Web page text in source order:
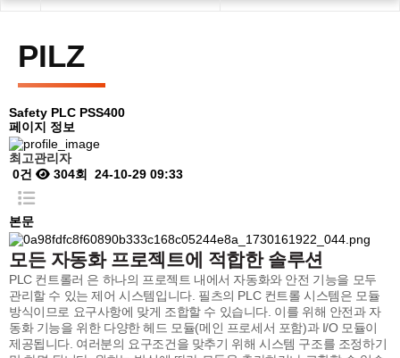
PILZ
Safety PLC PSS400
페이지 정보
최고관리자
0건
304회 24-10-29 09:33
본문
모든 자동화 프로젝트에 적합한 솔루션
PLC 컨트롤러 은 하나의 프로젝트 내에서 자동화와 안전 기능을 모두
관리할 수 있는 제어 시스템입니다. 필츠의 PLC 컨트롤 시스템은 모듈
방식이므로 요구사항에 맞게 조합할 수 있습니다. 이를 위해 안전과 자
동화 기능을 위한 다양한 헤드 모듈(메인 프로세서 포함)과 I/O 모듈이
제공됩니다. 여러분의 요구조건을 맞추기 위해 시스템 구조를 조정하기